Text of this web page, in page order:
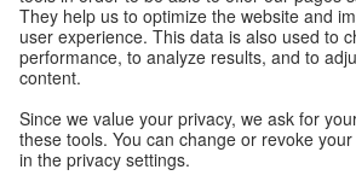
ግላዊነት እና አንዳች እንቅስቃሴ የለሽ መዳረሻ
የግላዊነት ቅንብሮች